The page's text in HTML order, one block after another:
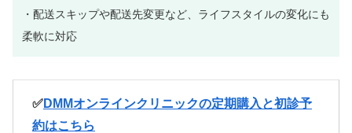
・配送スキップや配送先変更など、ライフスタイルの変化にも
柔軟に対応
✅DMMオンラインクリニックの定期購入と初診予
約はこちら